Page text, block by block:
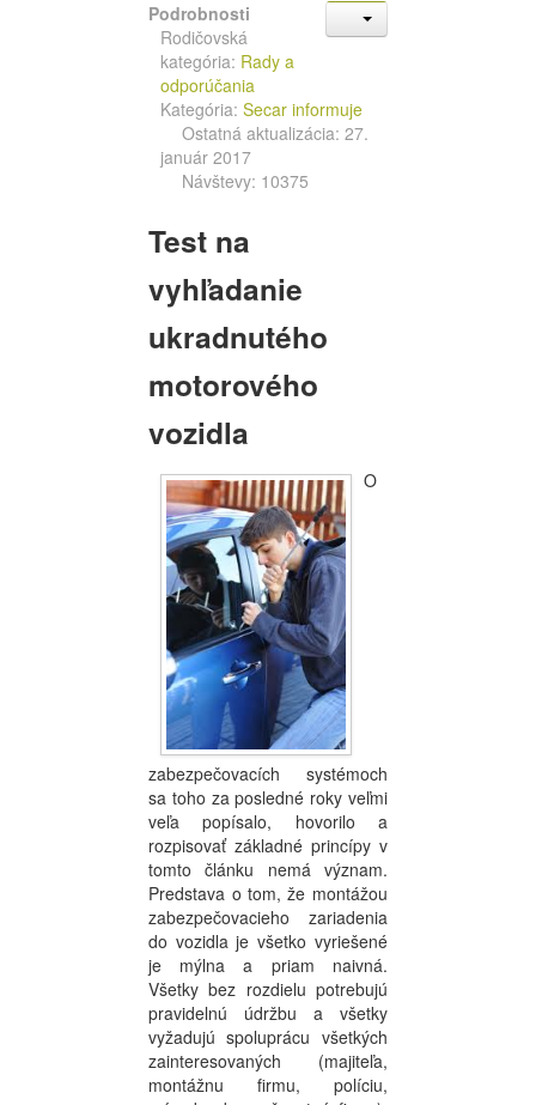
Podrobnosti
Rodičovská
kategória: Rady a
odporúčania
Kategória:Secar informuje
Ostatná aktualizácia: 27.
január 2017
Návštevy: 10375
Test na
vyhľadanie
ukradnutého
motorového
vozidla
O
zabezpečovacích systémoch
sa toho za posledné roky veľmi
veľa popísalo, hovorilo a
rozpisovať základné princípy v
tomto článku nemá význam.
Predstava o tom, že montážou
zabezpečovacieho zariadenia
do vozidla je všetko vyriešené
je mýlna a priam naivná.
Všetky bez rozdielu potrebujú
pravidelnú údržbu a všetky
vyžadujú spoluprácu všetkých
zainteresovaných (majiteľa,
montážnu firmu, políciu,